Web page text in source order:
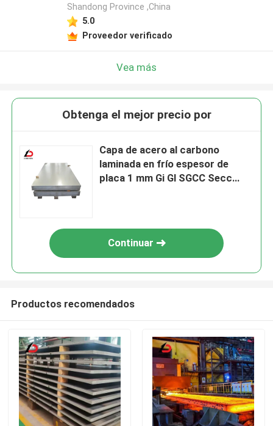
Shandong Province ,China
5.0
Proveedor verificado
Vea más
Obtenga el mejor precio por
Capa de acero al carbono
laminada en frío espesor de
placa 1 mm Gi Gl SGCC Secc
Continuar
Productos recomendados